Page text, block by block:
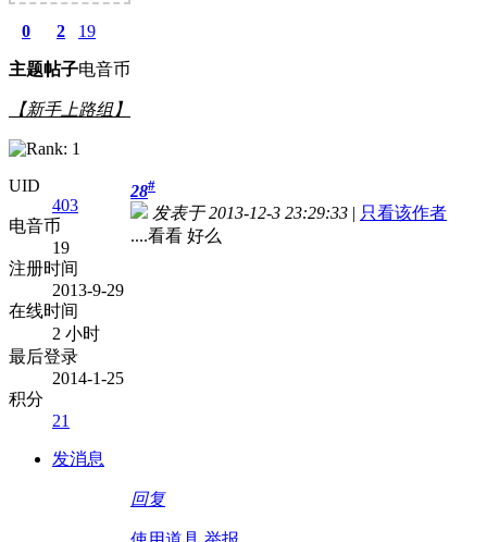
0
主题
2
帖子
19
电音币
【新手上路组】
UID
403
电音币
19
注册时间
2013-9-29
在线时间
2 小时
最后登录
2014-1-25
积分
21
发消息
28#
发表于 2013-12-3 23:29:33 | 只看该作者
....看看 好么
回复